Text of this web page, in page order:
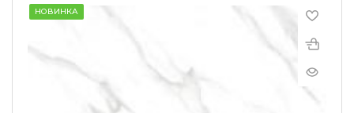
НОВИНКА